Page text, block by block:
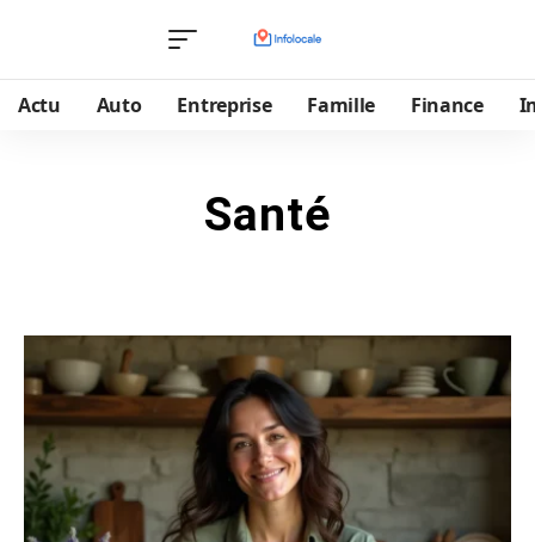
Actu Auto Entreprise Famille Finance
Santé